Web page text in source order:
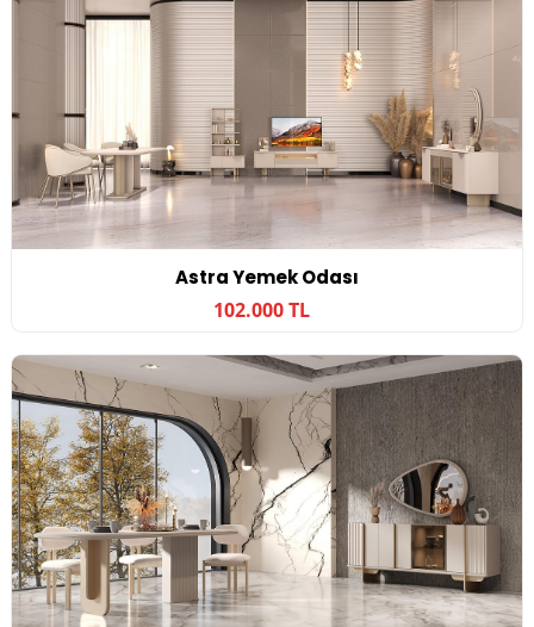
Astra Yemek Odası
102.000 TL